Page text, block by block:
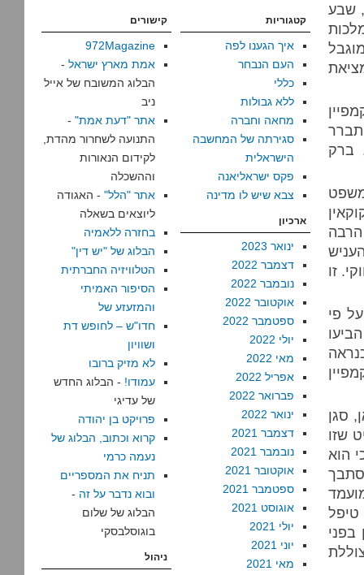
שבע
ברק
זו
פי
סגן
שזו
הוא
טיפל
קטגוריות
איך הגענו לפה
העם הנבחר
כללי
ללא גבולות
מחאה וחברה
סגירתה של המחשבה
הישראלית
פקס ישראליאנה
צבא שיש לו מדינה
ארכיון
ינואר 2023
דצמבר 2022
נובמבר 2022
אוקטובר 2022
ספטמבר 2022
יולי 2022
מאי 2022
אפריל 2022
פברואר 2022
ינואר 2022
דצמבר 2021
נובמבר 2021
אוקטובר 2021
ספטמבר 2021
אוגוסט 2021
יולי 2021
יוני 2021
מאי 2021
קישורים
972Magazine
אמת מארץ ישראל -
הבלוג המשובח של אייל
ניב
אתר "דעת אמת" -
התנועה לשחרור מהדת,
לקידום הנאורות
וההשכלה
אתר "הלל" - האגודה
ליוצאים בשאלה
בחזרה ללאמיה
הבלוג של "יש דין"
הטלוויזיה החברתית
הסיפור האמיתי
והמזעזע של
חדו"ש – לחופש דת
ושוויון
לא מזיק ברובו
עמודו! - הבלוג החדש
של עדיגי
פרויקט בן יהודה
קרוא וכתוב, הבלוג של
נעמה כרמי
תניח את המספריים
ובוא נדבר על זה -
הבלוג של שלום
בוגוסלבסקי
ניהול